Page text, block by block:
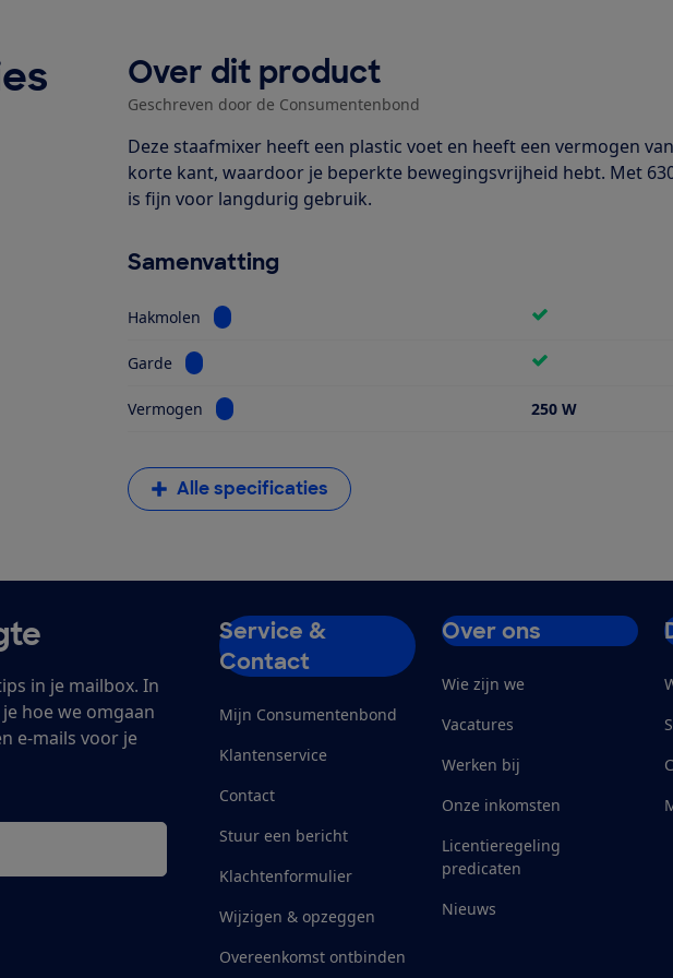
Over dit product
Geschreven door de Consumentenbond
Deze staafmixer heeft een plastic voet en heeft een vermogen
korte kant, waardoor je beperkte bewegingsvrijheid hebt. Met
is fijn voor langdurig gebruik.
Samenvatting
Hakmolen Bekijk informatie voor Hakmolen
Garde Bekijk informatie voor Garde
Vermogen Bekijk informatie voor Vermogen 250 W
Alle specificaties
in je mailbox. In
je hoe we omgaan
e-mails voor je
Service &
Contact
Mijn Consumentenbond
Klantenservice
Contact
Stuur een bericht
Klachtenformulier
Wijzigen & opzeggen
Overeenkomst ontbinden
Over ons
Wie zijn we
Vacatures
Werken bij
Onze inkomsten
Licentieregeling
predicaten
Nieuws